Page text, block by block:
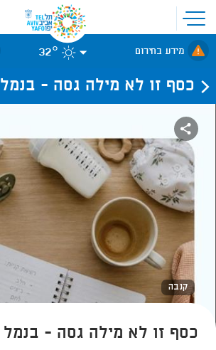
פתיחת
תפריט
אתר
לאתר עיריית
תל-אביב
מידע בחירום 32°
כסף זו לא מילה גסה - בנמל
קנבה
כסף זו לא מילה גסה - בנמל